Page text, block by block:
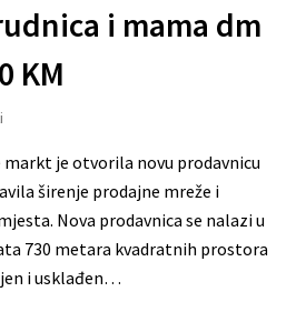
i mama dm
KM
je otvorila novu prodavnicu
širenje prodajne mreže i
Nova prodavnica se nalazi u
730 metara kvadratnih prostora
i usklađen…